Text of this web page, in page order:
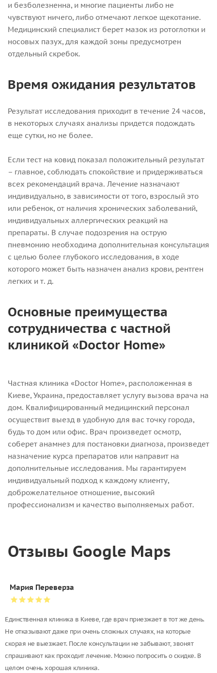
и безболезненна, и многие пациенты либо не
чувствуют ничего, либо отмечают легкое щекотание.
Медицинский специалист берет мазок из ротоглотки и
носовых пазух, для каждой зоны предусмотрен
отдельный скребок.
Время ожидания результатов
Результат исследования приходит в течение 24 часов,
в некоторых случаях анализы придется подождать
еще сутки, но не более.
Если тест на ковид показал положительный результат
– главное, соблюдать спокойствие и придерживаться
всех рекомендаций врача. Лечение назначают
индивидуально, в зависимости от того, взрослый это
или ребенок, от наличия хронических заболеваний,
индивидуальных аллергических реакций на
препараты. В случае подозрения на острую
пневмонию необходима дополнительная консультация
с целью более глубокого исследования, в ходе
которого может быть назначен анализ крови, рентген
легких и т. д.
Основные преимущества
сотрудничества с частной
клиникой «Doctor Home»
Частная клиника «Doctor Home», расположенная в
Киеве, Украина, предоставляет услугу вызова врача на
дом. Квалифицированный медицинский персонал
осуществит выезд в удобную для вас точку города,
будь то дом или офис. Врач произведет осмотр,
соберет анамнез для постановки диагноза, произведет
назначение курса препаратов или направит на
дополнительные исследования. Мы гарантируем
индивидуальный подход к каждому клиенту,
доброжелательное отношение, высокий
профессионализм и качество выполняемых работ.
Отзывы Google Maps
Мария Переверза
Единственная клиника в Киеве, где врач приезжает в тот же день.
Не отказывают даже при очень сложных случаях, на которые
скорая не выезжает. После консультации не забывают, звонят
спрашивают как проходит лечение. Можно попросить о скидке. В
целом очень хорошая клиника.